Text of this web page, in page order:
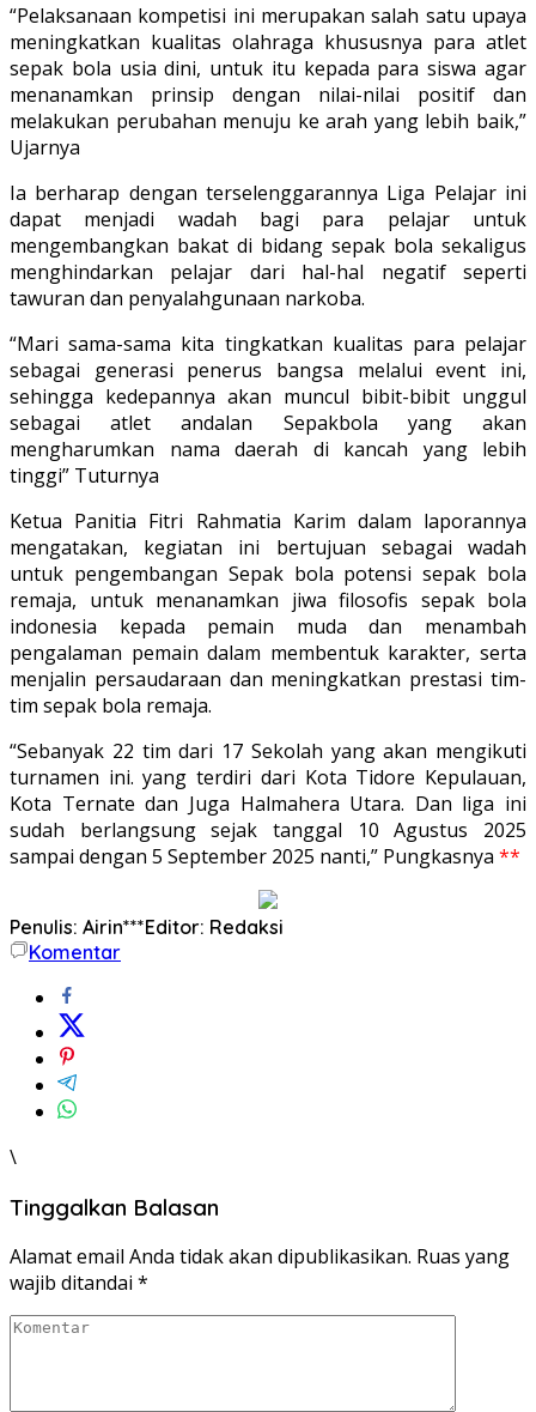
“Pelaksanaan kompetisi ini merupakan salah satu upaya
meningkatkan kualitas olahraga khususnya para atlet
sepak bola usia dini, untuk itu kepada para siswa agar
menanamkan prinsip dengan nilai-nilai positif dan
melakukan perubahan menuju ke arah yang lebih baik,”
Ujarnya
Ia berharap dengan terselenggarannya Liga Pelajar ini
dapat menjadi wadah bagi para pelajar untuk
mengembangkan bakat di bidang sepak bola sekaligus
menghindarkan pelajar dari hal-hal negatif seperti
tawuran dan penyalahgunaan narkoba.
“Mari sama-sama kita tingkatkan kualitas para pelajar
sebagai generasi penerus bangsa melalui event ini,
sehingga kedepannya akan muncul bibit-bibit unggul
sebagai atlet andalan Sepakbola yang akan
mengharumkan nama daerah di kancah yang lebih
tinggi” Tuturnya
Ketua Panitia Fitri Rahmatia Karim dalam laporannya
mengatakan, kegiatan ini bertujuan sebagai wadah
untuk pengembangan Sepak bola potensi sepak bola
remaja, untuk menanamkan jiwa filosofis sepak bola
indonesia kepada pemain muda dan menambah
pengalaman pemain dalam membentuk karakter, serta
menjalin persaudaraan dan meningkatkan prestasi tim-
tim sepak bola remaja.
“Sebanyak 22 tim dari 17 Sekolah yang akan mengikuti
turnamen ini. yang terdiri dari Kota Tidore Kepulauan,
Kota Ternate dan Juga Halmahera Utara. Dan liga ini
sudah berlangsung sejak tanggal 10 Agustus 2025
sampai dengan 5 September 2025 nanti,” Pungkasnya **
Penulis: Airin***Editor: Redaksi
Komentar
\
Tinggalkan Balasan
Alamat email Anda tidak akan dipublikasikan. Ruas yang
wajib ditandai *